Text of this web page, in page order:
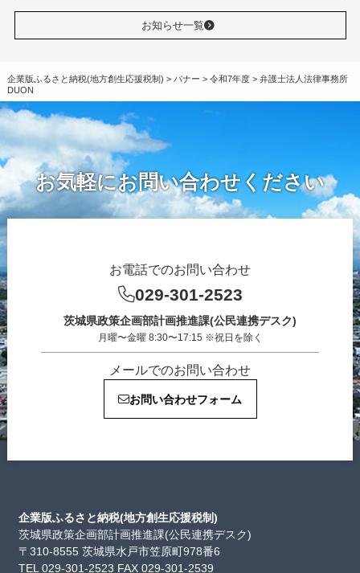
お知らせ一覧
企業版ふるさと納税(地方創生応援税制) > バナー > 令和7年度> 弁護士法人法律事務所
DUON
お気軽にお問い合わせください
お電話でのお問い合わせ
029-301-2523
茨城県政策企画部計画推進課(公民連携デスク)
月曜〜金曜 8:30〜17:15 ※祝日を除く
メールでのお問い合わせ
お問い合わせフォーム
企業版ふるさと納税(地方創生応援税制)
茨城県政策企画部計画推進課(公民連携デスク)
〒310-8555 茨城県水戸市笠原町978番6
TEL 029-301-2523 FAX 029-301-2539